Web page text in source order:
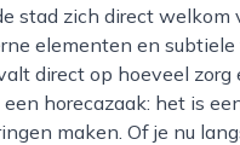
stad zich direct welkom
elementen en
direct op hoeveel zorg
horecazaak: het is
maken. Of je nu